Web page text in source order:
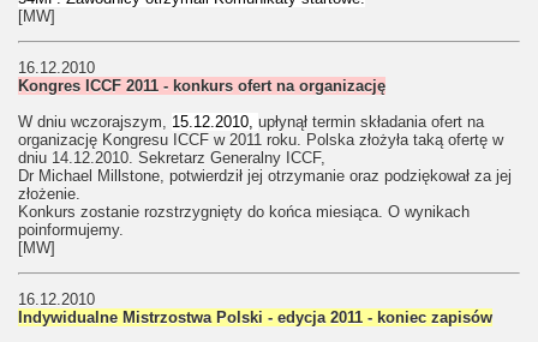
[MW]
16.12.2010
Kongres ICCF 2011 - konkurs ofert na organizację
W dniu wczorajszym, 15.12.2010, upłynął termin składania ofert na
organizację Kongresu ICCF w 2011 roku. Polska złożyła taką ofertę w
dniu 14.12.2010. Sekretarz Generalny ICCF,
Dr Michael Millstone, potwierdził jej otrzymanie oraz podziękował za jej
złożenie.
Konkurs zostanie rozstrzygnięty do końca miesiąca. O wynikach
poinformujemy.
[MW]
16.12.2010
Indywidualne Mistrzostwa Polski - edycja 2011 - koniec zapisów